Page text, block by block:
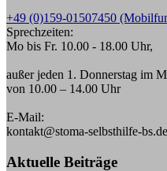
+49 (0)159-01507450
Sprechzeiten:
Mo bis Fr. 10.00 - 18.00 Uhr,
außer jeden 1. Donnerstag im
von 10.00 – 14.00 Uhr
E-Mail:
kontakt@stoma-selbsthilfe-
Aktuelle Beiträge